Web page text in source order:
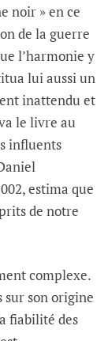
noir » en ce
de la guerre
l’harmonie y
lui aussi un
inattendu et
le livre au
influents
estima que
de notre
complexe.
sur son origine
fiabilité des